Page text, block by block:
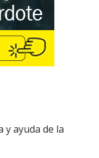
y ayuda de la